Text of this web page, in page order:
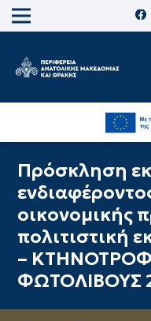
Πρόσκληση
οικονομικής
πολιτιστική
–
ΦΩΤΟΛΙΒΟΥΣ